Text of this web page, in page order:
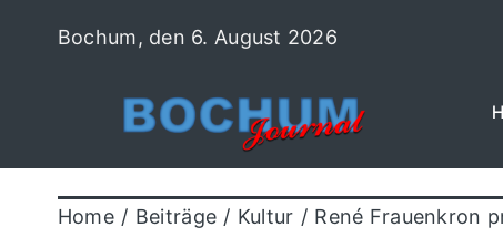
Bochum, den 6. August 2026
Home Beiträge Kultur René Frauenkron